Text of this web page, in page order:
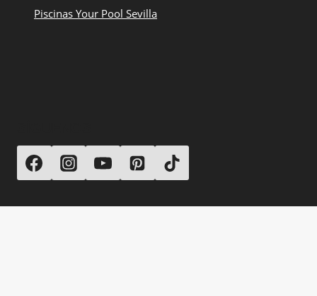
Piscinas Your Pool Sevilla